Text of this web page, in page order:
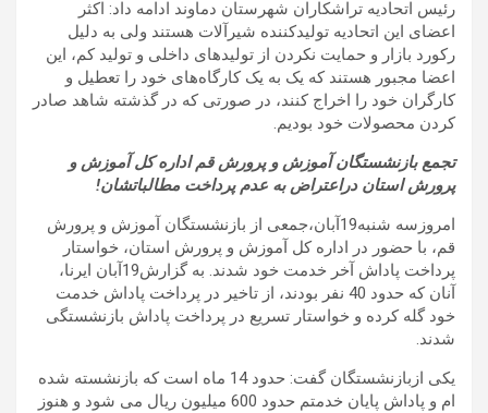
رئیس اتحادیه تراشکاران شهرستان دماوند ادامه داد: اکثر
اعضای این اتحادیه تولیدکننده شیرآلات هستند ولی به دلیل
رکورد بازار و حمایت نکردن از تولیدهای داخلی و تولید کم، این
اعضا مجبور هستند که یک ‌به‌ یک کارگاه‌های خود را تعطیل و
کارگران خود را اخراج کنند، در صورتی که در گذشته شاهد صادر
کردن محصولات خود بودیم.
تجمع بازنشستگان آموزش و پرورش قم اداره کل آموزش و
پرورش استان دراعتراض به عدم پرداخت مطالباتشان!
امروزسه شنبه19آبان،جمعی از بازنشستگان آموزش و پرورش
قم، با حضور در اداره کل آموزش و پرورش استان، خواستار
پرداخت پاداش آخر خدمت خود شدند.
به گزارش19آبان ایرنا،
آنان که حدود 40 نفر بودند، از تاخیر در پرداخت پاداش خدمت
خود گله کرده و خواستار تسریع در پرداخت پاداش بازنشستگی
شدند.
یکی ازبازنشستگان گفت: حدود 14 ماه است که بازنشسته شده
ام و پاداش پایان خدمتم حدود 600 میلیون ریال می شود و هنوز